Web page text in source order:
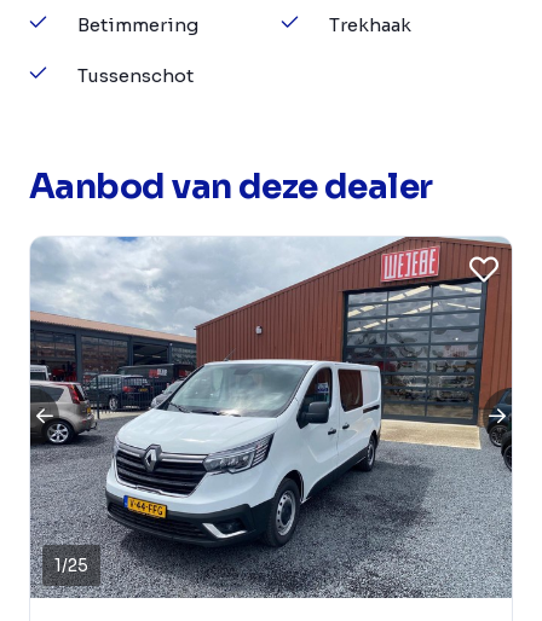
Betimmering
Tussenschot
Trekhaak
Aanbod van deze dealer
1/25